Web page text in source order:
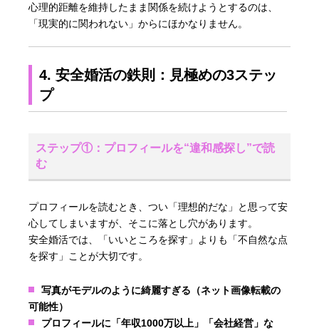
心理的距離を維持したまま関係を続けようとするのは、
「現実的に関われない」からにほかなりません。
4. 安全婚活の鉄則：見極めの3ステッ
プ
ステップ①：プロフィールを“違和感探し”で読
む
プロフィールを読むとき、つい「理想的だな」と思って安
心してしまいますが、そこに落とし穴があります。
安全婚活では、「いいところを探す」よりも「不自然な点
を探す」ことが大切です。
写真がモデルのように綺麗すぎる（ネット画像転載の
可能性）
プロフィールに「年収1000万以上」「会社経営」な